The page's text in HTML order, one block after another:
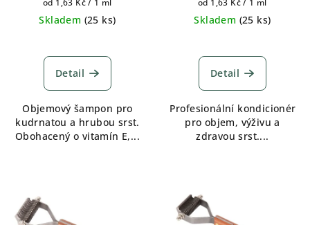
cena:
od 1,63 Kč / 1 ml
Skladem (25 ks)
hodnocení
produktu
z
5
hvězdiček.
Detail
Objemový šampon pro
kudrnatou a hrubou srst.
Obohacený o vitamín E,...
cena:
od 1,63 Kč / 1 ml
Skladem (25 ks)
Detail
Profesionální kondicionér
pro objem, výživu a
zdravou srst....